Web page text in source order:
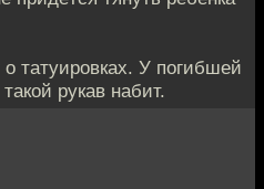
татуировках. У погибшей
рукав набит.